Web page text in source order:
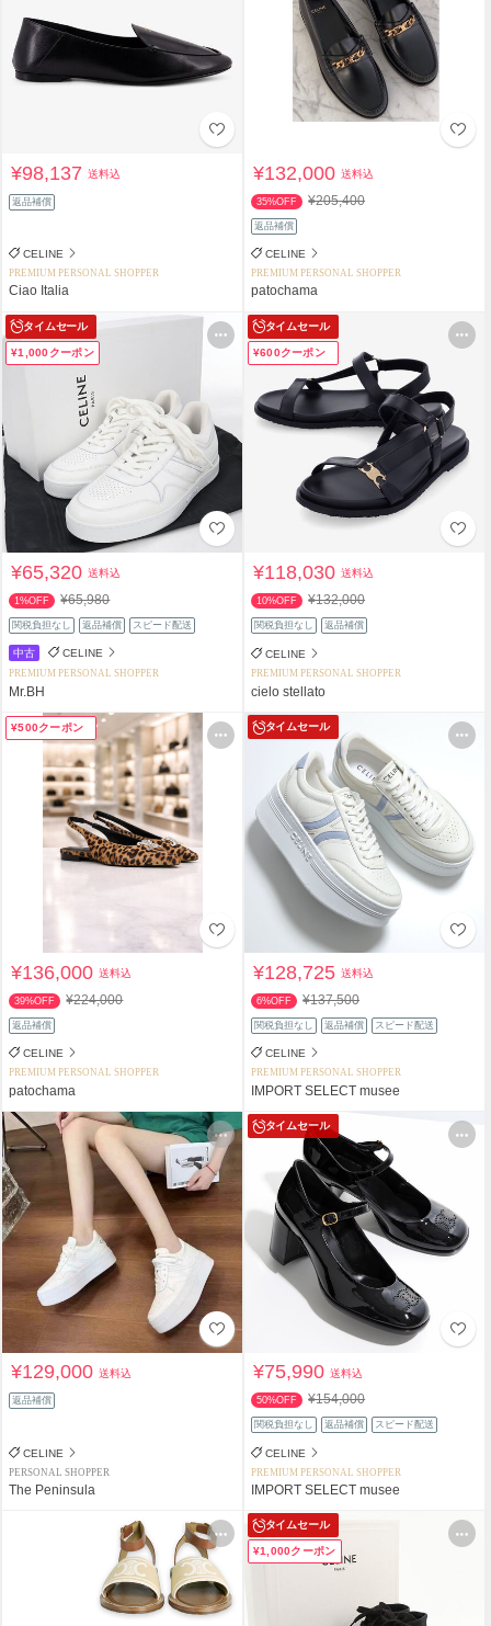
¥98,137送料込
返品補償
CELINE
PREMIUM PERSONAL SHOPPER
Ciao Italia
¥132,000送料込
35%OFF ¥205,400
返品補償
CELINE
PREMIUM PERSONAL SHOPPER
patochama
タイムセール
¥1,000クーポン
¥65,320送料込
1%OFF ¥65,980
関税負担なし 返品補償 スピード配送
中古 CELINE
PREMIUM PERSONAL SHOPPER
Mr.BH
タイムセール
¥600クーポン
¥118,030送料込
10%OFF ¥132,000
関税負担なし 返品補償
CELINE
PREMIUM PERSONAL SHOPPER
cielo stellato
¥500クーポン
¥136,000送料込
39%OFF ¥224,000
返品補償
CELINE
PREMIUM PERSONAL SHOPPER
patochama
タイムセール
¥128,725送料込
6%OFF ¥137,500
関税負担なし 返品補償 スピード配送
CELINE
PREMIUM PERSONAL SHOPPER
IMPORT SELECT musee
¥129,000送料込
返品補償
CELINE
PERSONAL SHOPPER
The Peninsula
タイムセール
¥75,990送料込
50%OFF ¥154,000
関税負担なし 返品補償 スピード配送
CELINE
PREMIUM PERSONAL SHOPPER
IMPORT SELECT musee
タイムセール
¥1,000クーポン